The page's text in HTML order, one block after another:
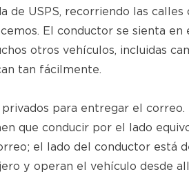
USPS, recorriendo las
El conductor se sienta
otros vehículos, incluidas
tan fácilmente.
para entregar el
que conducir por el lado
el lado del conductor está
y operan el vehículo desde